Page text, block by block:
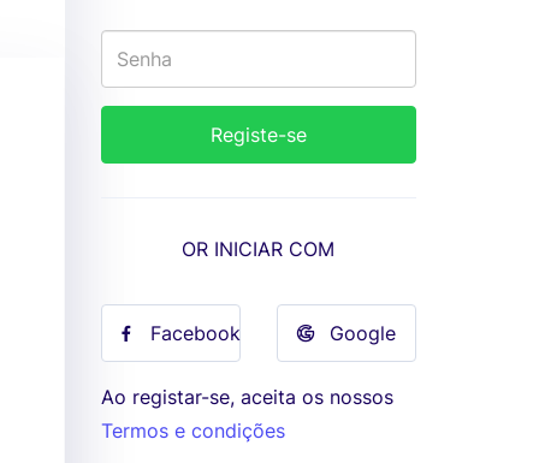
OR INICIAR COM
Facebook Google
Ao registar-se, aceita os nossos
Termos e condições